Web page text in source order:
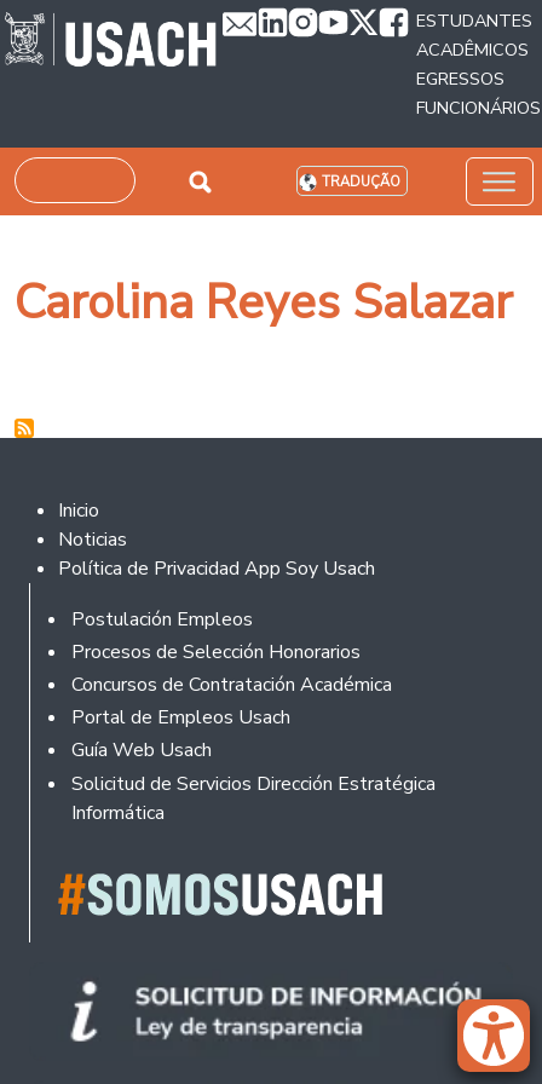
Passar para o conteúdo principal
ESTUDANTES
ACADÊMICOS
EGRESSOS
FUNCIONÁRIOS
Pesquisar TRADUÇÃO
Carolina Reyes Salazar
Footer 2
Inicio
Noticias
Política de Privacidad App Soy Usach
Rodapé
Postulación Empleos
Procesos de Selección Honorarios
Concursos de Contratación Académica
Portal de Empleos Usach
Guía Web Usach
Solicitud de Servicios Dirección Estratégica
Informática